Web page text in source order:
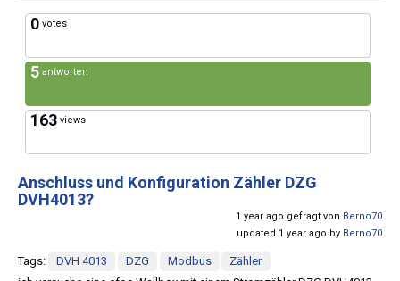
0 votes
5 antworten
163 views
Anschluss und Konfiguration Zähler DZG
DVH4013?
1 year ago gefragt von Berno70
updated 1 year ago by Berno70
Tags: DVH 4013 DZG Modbus
Zähler